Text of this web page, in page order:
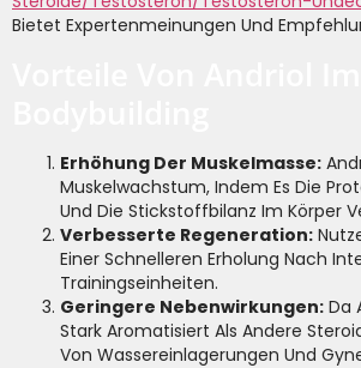
Bietet Expertenmeinungen Und
Erhöhung Der Muskelmasse:
Muskelwachstum, Indem Es Die
Und Die Stickstoffbilanz Im Körper
Verbesserte Regeneration:
Einer Schnelleren Erholung Nach
Trainingseinheiten.
Geringere Nebenwirkungen: Da
Stark Aromatisiert Als Andere
Von Wassereinlagerungen Und